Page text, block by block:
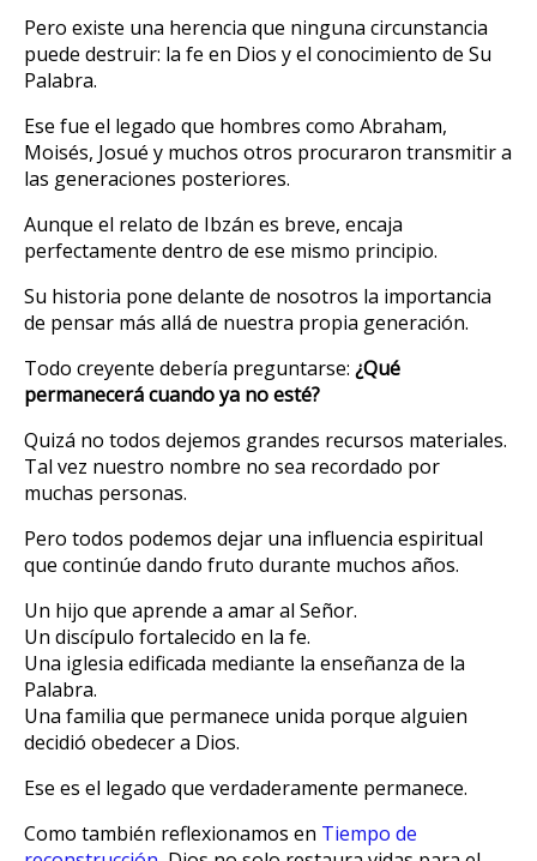
Pero existe una herencia que ninguna circunstancia
puede destruir: la fe en Dios y el conocimiento de Su
Palabra.
Ese fue el legado que hombres como Abraham,
Moisés, Josué y muchos otros procuraron transmitir a
las generaciones posteriores.
Aunque el relato de Ibzán es breve, encaja
perfectamente dentro de ese mismo principio.
Su historia pone delante de nosotros la importancia
de pensar más allá de nuestra propia generación.
Todo creyente debería preguntarse: ¿Qué
permanecerá cuando ya no esté?
Quizá no todos dejemos grandes recursos materiales.
Tal vez nuestro nombre no sea recordado por
muchas personas.
Pero todos podemos dejar una influencia espiritual
que continúe dando fruto durante muchos años.
Un hijo que aprende a amar al Señor.
Un discípulo fortalecido en la fe.
Una iglesia edificada mediante la enseñanza de la
Palabra.
Una familia que permanece unida porque alguien
decidió obedecer a Dios.
Ese es el legado que verdaderamente permanece.
Como también reflexionamos en Tiempo de